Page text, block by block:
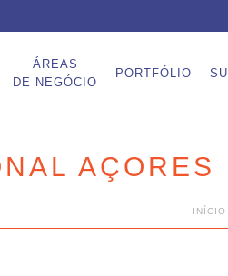
ÁREAS
DE NEGÓCIO
PORTFÓLIO
AÇORES
INÍCIO